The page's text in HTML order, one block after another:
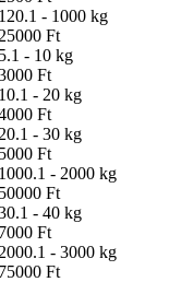
- 1000 kg
Ft
- 10 kg
Ft
- 20 kg
Ft
- 30 kg
Ft
- 2000 kg
Ft
- 40 kg
Ft
- 3000 kg
Ft